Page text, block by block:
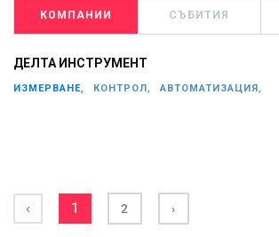
КОМПАНИИ СЪБИТИЯ
ДЕЛТА ИНСТРУМЕНТ
ИЗМЕРВАНЕ, КОНТРОЛ, АВТОМАТИЗАЦИЯ,
‹ 1 2 ›